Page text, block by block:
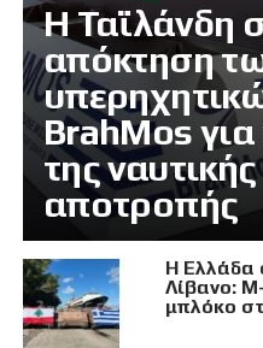
Η Ταϊλάνδη
απόκτηση
BrahMos για
της
αποτροπής
Η Ελλάδα
Λίβανο:
μπλόκο